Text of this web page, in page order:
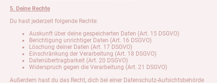
5. Deine Rechte
Du hast jederzeit folgende Rechte:
Auskunft über deine gespeicherten Daten (Art. 15 DSGVO)
Berichtigung unrichtiger Daten (Art. 16 DSGVO)
Löschung deiner Daten (Art. 17 DSGVO)
Einschränkung der Verarbeitung (Art. 18 DSGVO)
Datenübertragbarkeit (Art. 20 DSGVO)
Widerspruch gegen die Verarbeitung (Art. 21 DSGVO)
Außerdem hast du das Recht, dich bei einer Datenschutz-Aufsichtsbehörde